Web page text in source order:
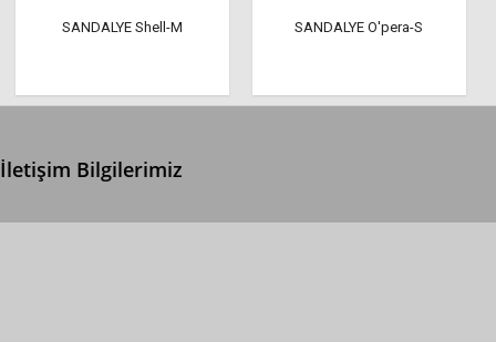
SANDALYE Shell-M SANDALYE O'pera-S
İletişim Bilgilerimiz